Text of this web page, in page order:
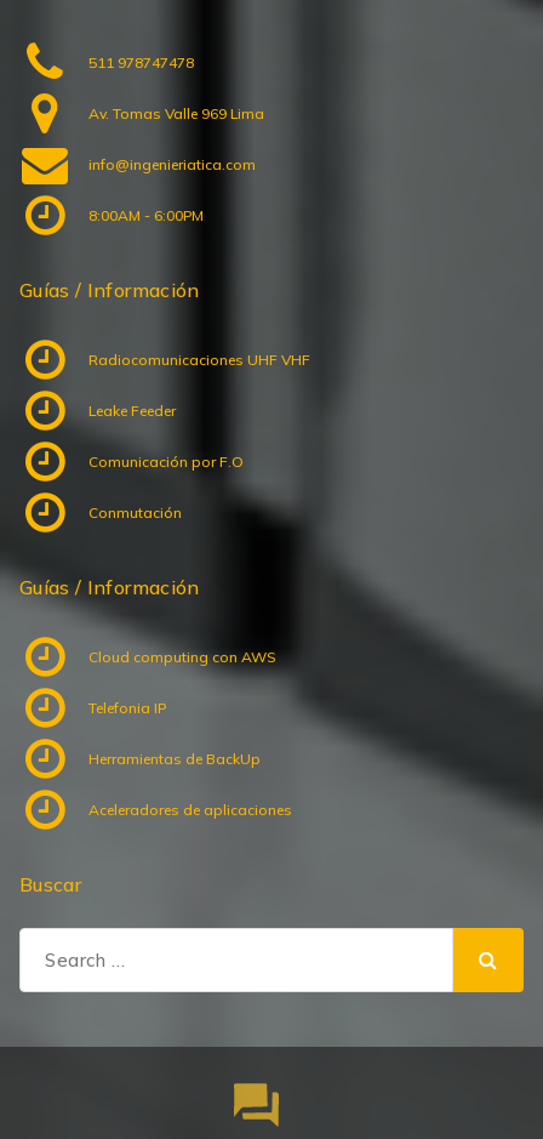
Av. Tomas Valle 969 Lima
info@ingenieriatica.com
Guías / Información
Radiocomunicaciones UHF VHF
Leake Feeder
Comunicación por F.O
Conmutación
Guías / Información
Cloud computing con AWS
Telefonia IP
Herramientas de BackUp
Aceleradores de aplicaciones
Buscar
Search